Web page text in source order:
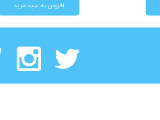
افزودن به سبد خرید